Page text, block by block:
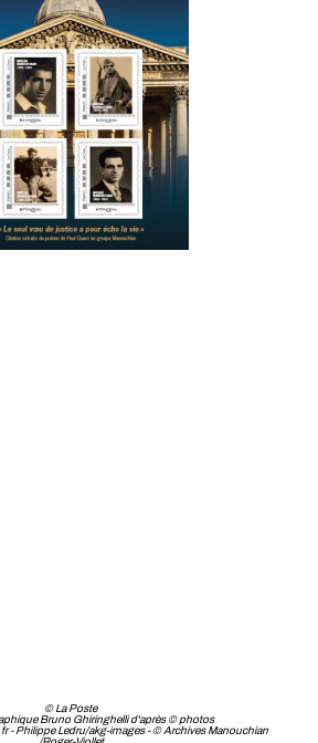
© La Poste
Bruno Ghiringhelli d'après © photos
- Philippe Ledru/akg-images - © Archives Manouchian